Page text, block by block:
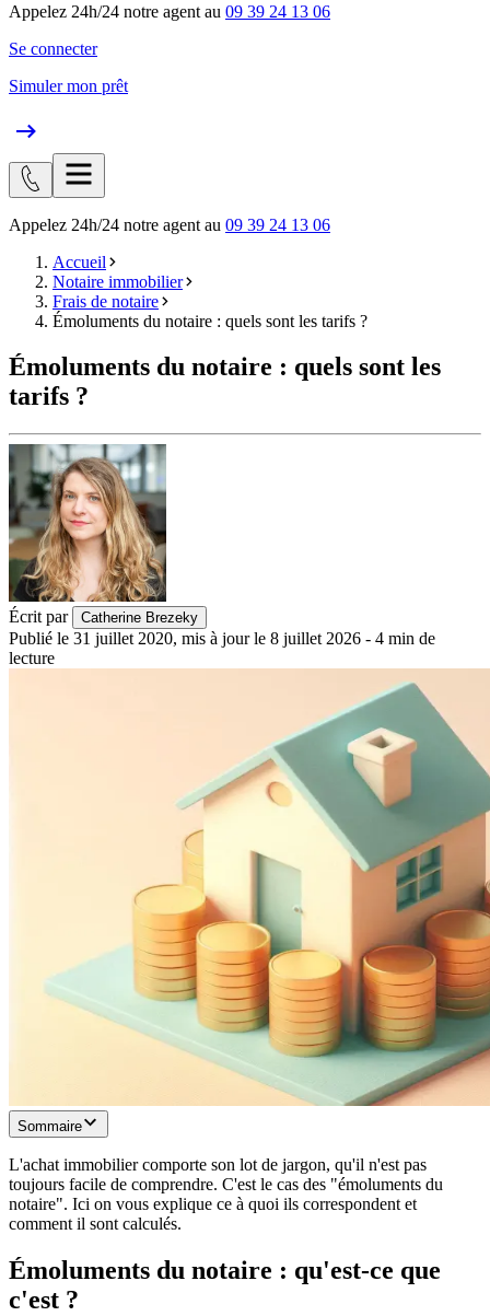
Appelez 24h/24 notre agent au 09 39 24 13 06
Se connecter
Simuler mon prêt
Appelez 24h/24 notre agent au 09 39 24 13 06
Accueil
Notaire immobilier
Frais de notaire
Émoluments du notaire : quels sont les tarifs ?
Émoluments du notaire : quels sont les
tarifs ?
Écrit par Catherine Brezeky
Publié le 31 juillet 2020, mis à jour le 8 juillet 2026 - 4 min de
lecture
Sommaire
L'achat immobilier comporte son lot de jargon, qu'il n'est pas
toujours facile de comprendre. C'est le cas des "émoluments du
notaire". Ici on vous explique ce à quoi ils correspondent et
comment il sont calculés.
Émoluments du notaire : qu'est-ce que
c'est ?